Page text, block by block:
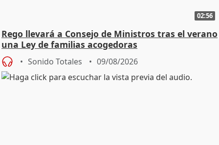
02:56
Rego llevará a Consejo de Ministros tras el verano
una Ley de familias acogedoras
Sonido Totales 09/08/2026